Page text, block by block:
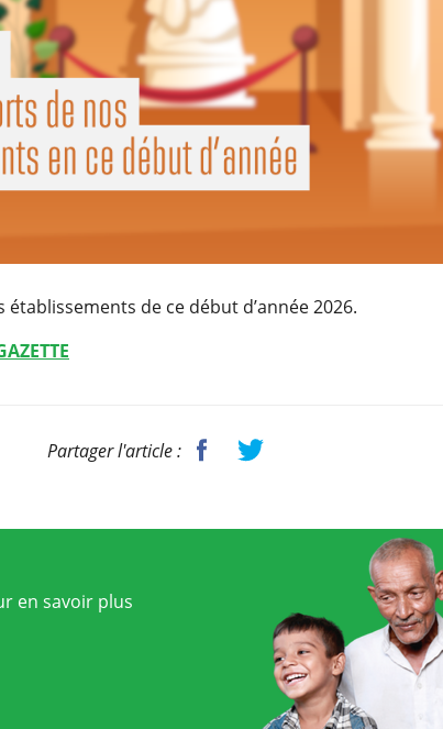
de ce début d’année 2026.
Partager l'article :
en savoir plus